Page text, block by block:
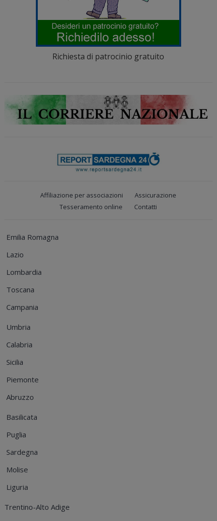
Richiesta di patrocinio gratuito
Affiliazione per associazioni
Assicurazione
Tesseramento online
Contatti
Emilia Romagna
Lazio
Lombardia
Toscana
Campania
Umbria
Calabria
Sicilia
Piemonte
Abruzzo
Basilicata
Puglia
Sardegna
Molise
Liguria
Trentino-Alto Adige